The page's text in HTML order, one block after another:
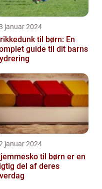
januar 2024
til børn: En
guide til dit barns
januar 2024
til børn er en
del af deres